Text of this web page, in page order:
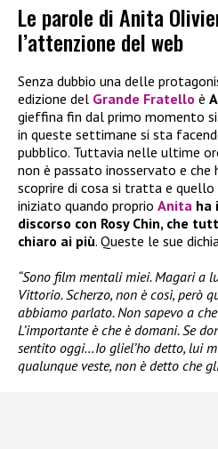
Le parole di Anita
l’attenzione del web
Senza dubbio una delle
edizione del Grande Fratello è
gieffina fin dal primo momento
in queste settimane si sta
pubblico. Tuttavia nelle ultime
non è passato inosservato e che
scoprire di cosa si tratta e
iniziato quando proprio Anita ha
discorso con Rosy Chin, che
chiaro ai più. Queste le sue
“Sono film mentali miei. Magari a
Vittorio. Scherzo, non è così, però
abbiamo parlato. Non sapevo a
L’importante è che è domani. Se
sentito oggi…Io gliel’ho detto, lui
qualunque veste, non è detto che